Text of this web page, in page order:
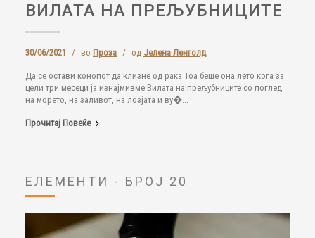
ВИЛАТА НА ПРЕЉУБНИЦИТЕ
30/06/2021 / во Проза / од Јелена Ленголд
Да се остави конопот да клизне од рака Тоа беше она лето кога за
цели три месеци ја изнајмивме Вилата на прељубниците со поглед
на морето, на заливот, на лозјата и ву�...
Прочитај Повеќе
ЕЛЕМЕНТИ - БРОЈ 20